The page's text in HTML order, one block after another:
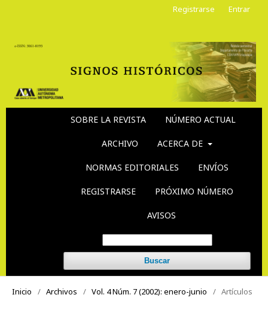
SOBRE LA REVISTA NÚMERO ACTUAL
ARCHIVO ACERCA DE
NORMAS EDITORIALES ENVÍOS
REGISTRARSE PRÓXIMO NÚMERO
AVISOS
Buscar
Registrarse Entrar
Inicio / Archivos / Vol. 4 Núm. 7 (2002): enero-junio / Artículos